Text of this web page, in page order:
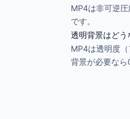
MP4は非可逆
です。
透明背景はどう
MP4は透明度
背景が必要なら